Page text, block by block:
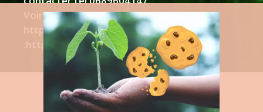
Voir mes sites
https://www.lejeudeletre.com/
:https://enneagrame.com/